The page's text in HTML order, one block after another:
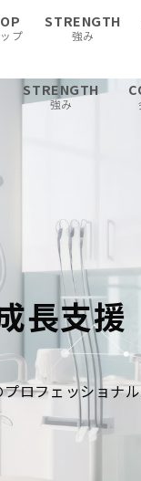
STRENGTH
強み
プ
STRENGTH
強み
長支援
ロフェッショナ